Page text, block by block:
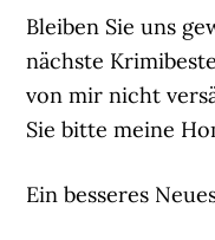
Bleiben Sie uns
nächste
von mir nicht
Sie bitte meine
Ein besseres